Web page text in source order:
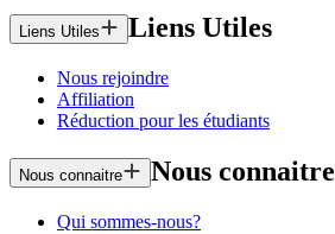
Liens Utiles Liens Utiles
Nous rejoindre
Affiliation
Réduction pour les étudiants
Nous connaitre Nous connaitre
Qui sommes-nous?